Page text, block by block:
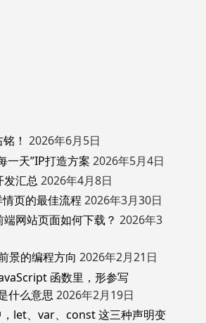
！ 2026年6月5日
一天”IP打造方案 2026年5月4日
发汇总 2026年4月8日
页的最佳流程 2026年3月30日
网站页面如何下载？ 2026年3
景的编程方向 2026年2月21日
函数里，形参写
什么意思 2026年2月19日
，let、var、const 这三种声明变